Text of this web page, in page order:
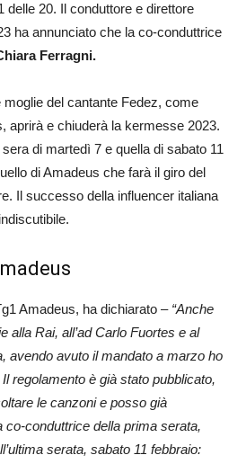
delle 20. Il conduttore e direttore
ha annunciato che la co-conduttrice
Ferragni.
moglie del cantante Fedez, come
aprirà e chiuderà la kermesse 2023.
di martedì 7 e quella di sabato 11
di Amadeus che farà il giro del
Il successo della influencer italiana
Amadeus, ha dichiarato – “Anche
alla Rai, all’ad Carlo Fuortes e al
avendo avuto il mandato a marzo ho
regolamento è già stato pubblicato,
le canzoni e posso già
co-conduttrice della prima serata,
serata, sabato 11 febbraio: